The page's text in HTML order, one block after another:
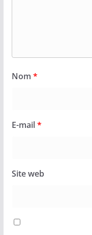
Nom *
E-mail*
Site web